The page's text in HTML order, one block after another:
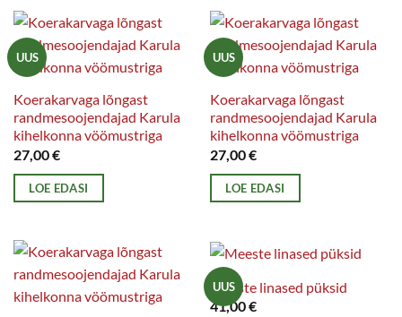
mitu
varianti.
Valikuid
saab
teha
tootelehel.
UUS
Koerakarvaga lõngast
randmesoojendajad Karula
kihelkonna vöömustriga
27,00€
LOE EDASI
UUS
Koerakarvaga lõngast
randmesoojendajad Karula
kihelkonna vöömustriga
27,00€
LOE EDASI
UUS
Meeste linased püksid
41,00€